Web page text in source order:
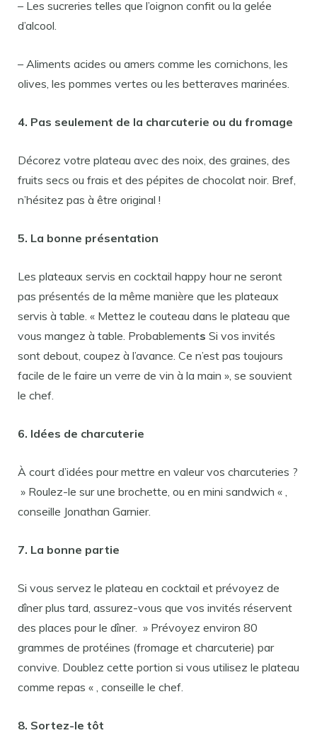
– Les sucreries telles que l’oignon confit ou la gelée
d’alcool.
– Aliments acides ou amers comme les cornichons, les
olives, les pommes vertes ou les betteraves marinées.
4. Pas seulement de la charcuterie ou du fromage
Décorez votre plateau avec des noix, des graines, des
fruits secs ou frais et des pépites de chocolat noir. Bref,
n’hésitez pas à être original !
5. La bonne présentation
Les plateaux servis en cocktail happy hour ne seront
pas présentés de la même manière que les plateaux
servis à table. « Mettez le couteau dans le plateau que
vous mangez à table. Probablements Si vos invités
sont debout, coupez à l’avance. Ce n’est pas toujours
facile de le faire un verre de vin à la main », se souvient
le chef.
6. Idées de charcuterie
À court d’idées pour mettre en valeur vos charcuteries ?
» Roulez-le sur une brochette, ou en mini sandwich « ,
conseille Jonathan Garnier.
7. La bonne partie
Si vous servez le plateau en cocktail et prévoyez de
dîner plus tard, assurez-vous que vos invités réservent
des places pour le dîner. » Prévoyez environ 80
grammes de protéines (fromage et charcuterie) par
convive. Doublez cette portion si vous utilisez le plateau
comme repas « , conseille le chef.
8. Sortez-le tôt